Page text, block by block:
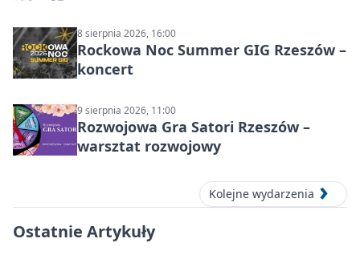
8 sierpnia 2026, 16:00
Rockowa Noc Summer GIG Rzeszów –
koncert
9 sierpnia 2026, 11:00
Rozwojowa Gra Satori Rzeszów –
warsztat rozwojowy
Kolejne wydarzenia
Ostatnie Artykuły